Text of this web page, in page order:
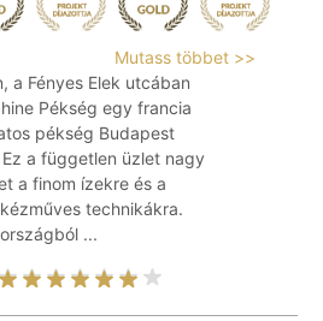
Mutass többet >>
a Fényes Elek utcában
Pékség egy francia
pékség Budapest
a független üzlet nagy
a finom ízekre és a
technikákra.
...